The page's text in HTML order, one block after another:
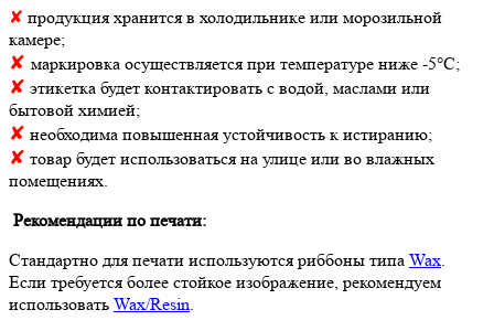
✘ продукция хранится в холодильнике или морозильной
камере;
✘ маркировка осуществляется при температуре ниже -5°С;
✘ этикетка будет контактировать с водой, маслами или
бытовой химией;
✘ необходима повышенная устойчивость к истиранию;
✘ товар будет использоваться на улице или во влажных
помещениях.
Рекомендации по печати:
Стандартно для печати используются риббоны типа Wax
Если требуется более стойкое изображение, рекомендуем
использовать Wax/Resin